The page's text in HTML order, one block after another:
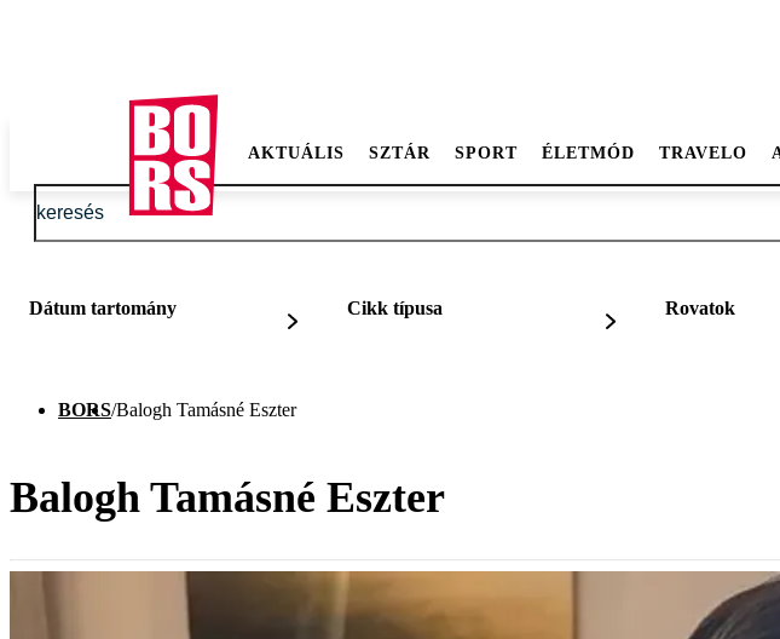
AKTUÁLIS SZTÁR SPORT ÉLETMÓD TRAVELO
Dátum tartomány Cikk típusa Rovatok
BORS/Balogh Tamásné Eszter
Balogh Tamásné Eszter